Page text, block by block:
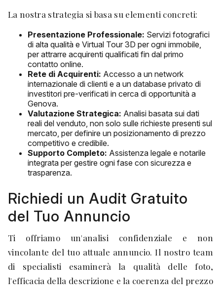
La nostra strategia si basa su elementi concreti:
Presentazione Professionale: Servizi fotografici
di alta qualità e Virtual Tour 3D per ogni immobile,
per attrarre acquirenti qualificati fin dal primo
contatto online.
Rete di Acquirenti: Accesso a un network
internazionale di clienti e a un database privato di
investitori pre-verificati in cerca di opportunità a
Genova.
Valutazione Strategica: Analisi basata sui dati
reali del venduto, non solo sulle richieste presenti sul
mercato, per definire un posizionamento di prezzo
competitivo e credibile.
Supporto Completo: Assistenza legale e notarile
integrata per gestire ogni fase con sicurezza e
trasparenza.
Richiedi un Audit Gratuito
del Tuo Annuncio
Ti offriamo un'analisi confidenziale e non
vincolante del tuo attuale annuncio. Il nostro team
di specialisti esaminerà la qualità delle foto,
l'efficacia della descrizione e la coerenza del prezzo